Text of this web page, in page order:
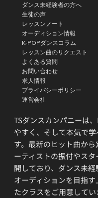
TSダンスカンパニーは
やすく、そして本気で
す。最新のヒット曲か
ーティストの振付やス
開しており、ダンス未
オーディションを目指
たクラスをご用意してい
ダンス未経験者の方へ
生徒の声
レッスンノート
オーディション情報
K-POPダンスコラム
レッスン曲のリクエスト
よくある質問
お問い合わせ
求人情報
プライバシーポリシー
運営会社